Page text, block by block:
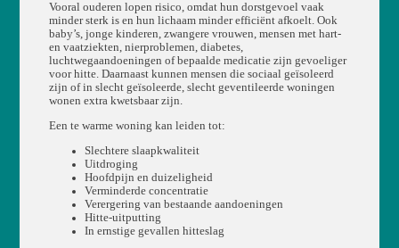
Vooral ouderen lopen risico, omdat hun dorstgevoel vaak
minder sterk is en hun lichaam minder efficiënt afkoelt. Ook
baby’s, jonge kinderen, zwangere vrouwen, mensen met hart-
en vaatziekten, nierproblemen, diabetes,
luchtwegaandoeningen of bepaalde medicatie zijn gevoeliger
voor hitte. Daarnaast kunnen mensen die sociaal geïsoleerd
zijn of in slecht geïsoleerde, slecht geventileerde woningen
wonen extra kwetsbaar zijn.
Een te warme woning kan leiden tot:
Slechtere slaapkwaliteit
Uitdroging
Hoofdpijn en duizeligheid
Verminderde concentratie
Verergering van bestaande aandoeningen
Hitte-uitputting
In ernstige gevallen hitteslag